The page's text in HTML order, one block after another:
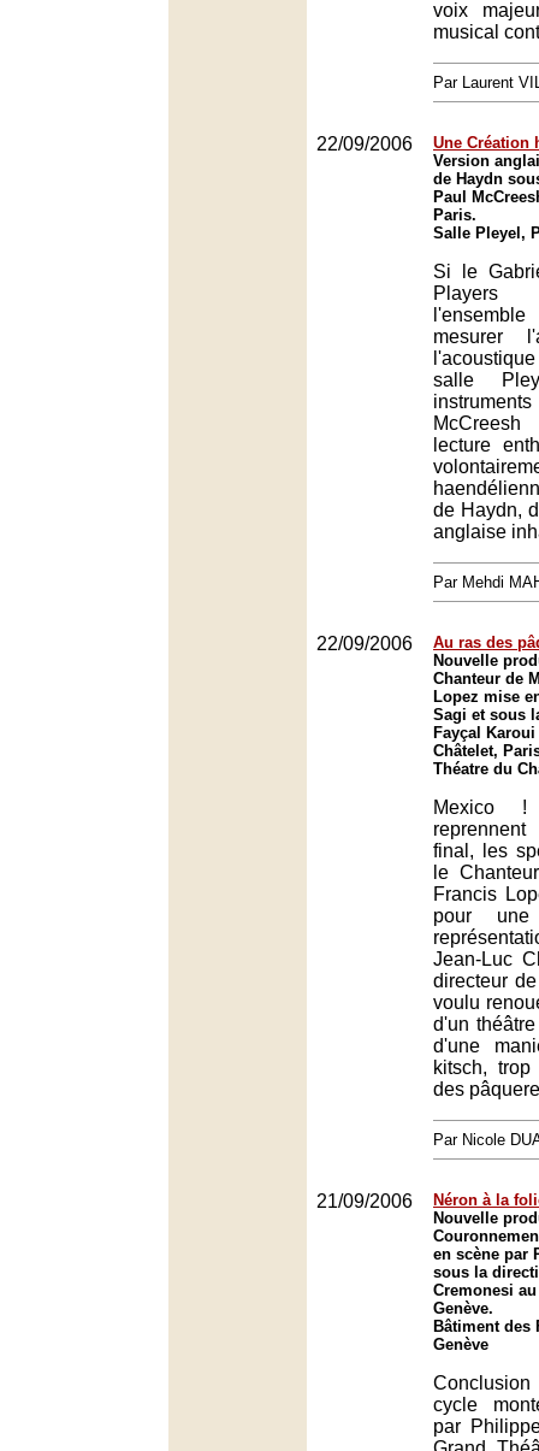
voix
musical
Par Laurent
22/09/2006
Une Création
Version
de Haydn
Paul
Paris.
Salle Pleyel,
Si le
mesurer
salle
lecture
de Haydn,
anglaise
Par Mehdi
22/09/2006
Au ras des
Nouvelle
Chanteur de
Lopez mise
Sagi et sous
Fayçal
Châtelet,
Théatre du
Mexico !
final, les
le
Francis
pour
Jean-Luc
directeur
voulu
d'un
d'une
kitsch,
des
Par Nicole
21/09/2006
Néron à la
Nouvelle
en scène par
sous la
Cremonesi
Genève.
Bâtiment des
Genève
cycle
par